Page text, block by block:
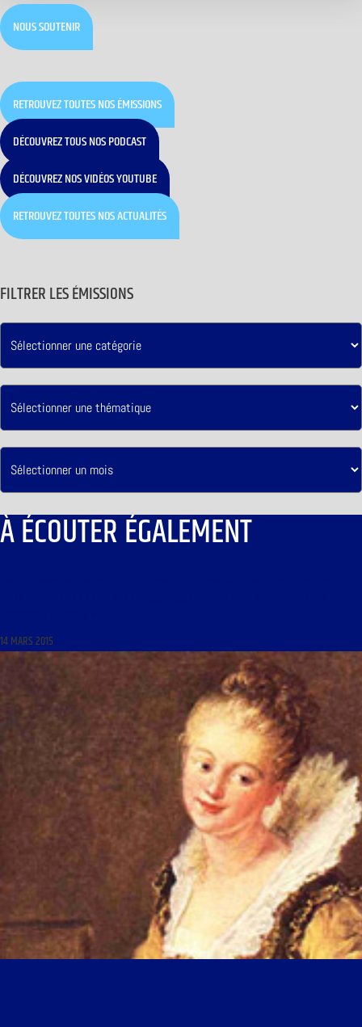
NOUS SOUTENIR
RETROUVEZ TOUTES NOS ÉMISSIONS
DÉCOUVREZ TOUS NOS PODCAST
DÉCOUVREZ NOS VIDÉOS YOUTUBE
RETROUVEZ TOUTES NOS ACTUALITÉS
FILTRER LES ÉMISSIONS
À ÉCOUTER ÉGALEMENT
14 MARS 2015